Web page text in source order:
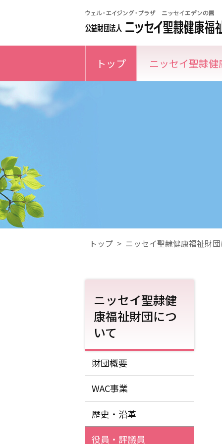
トップ ニッセイ聖隷
トップ > ニッセイ聖隷健康福祉財
ニッセイ聖隷健
康福祉財団につ
いて
財団概要
WAC事業
歴史・沿革
役員・評議員